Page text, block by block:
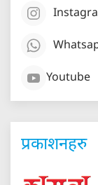
Youtube
प्रकाशनहरु